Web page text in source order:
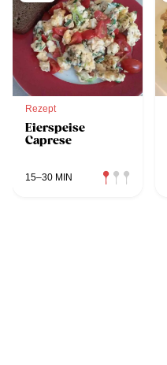
Rezept
Eierspeise
Caprese
15–30 MIN